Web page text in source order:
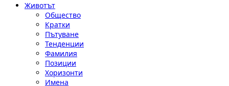
Животът
Общество
Кратки
Пътуване
Тенденции
Фамилия
Позиции
Хоризонти
Имена